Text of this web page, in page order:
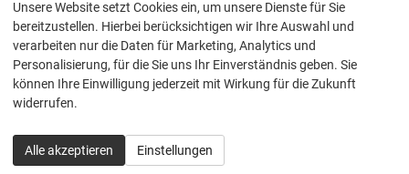
Geparkte Fahrzeuge (0)
Anmelden
2310 Fahrzeuge
Leichtkraft Lager-Vorlauf
Unsere Website setzt Cookies ein, um unsere Dienste für Sie
bereitzustellen. Hierbei berücksichtigen wir Ihre Auswahl und
verarbeiten nur die Daten für Marketing, Analytics und
Personalisierung, für die Sie uns Ihr Einverständnis geben. Sie
können Ihre Einwilligung jederzeit mit Wirkung für die Zukunft
widerrufen.
Alle akzeptieren Einstellungen